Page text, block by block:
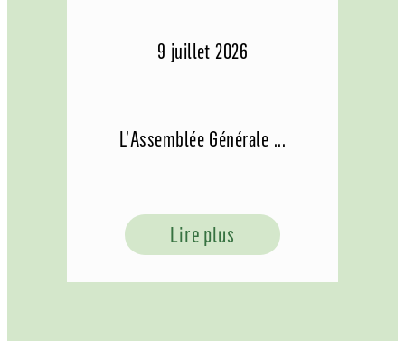
9 juillet 2026
L’Assemblée Générale ...
Lire plus